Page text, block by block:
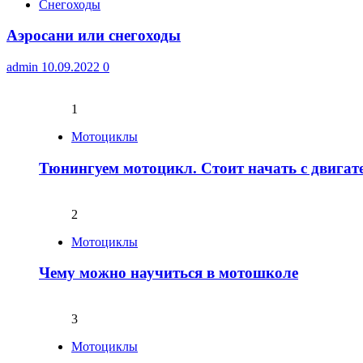
Снегоходы
Аэросани или снегоходы
admin 10.09.2022 0
1
Мотоциклы
Тюнингуем мотоцикл. Стоит начать с
2
Мотоциклы
Чему можно научиться в мотошколе
3
Мотоциклы